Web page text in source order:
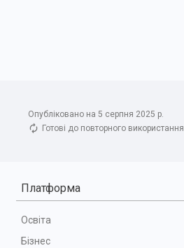
Опубліковано на 5 серпня 2025 р.
Готові до повторного використання
Платформа
Освіта
Бізнес